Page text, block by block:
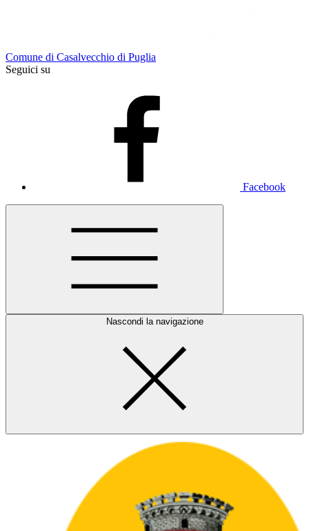
Comune di Casalvecchio di Puglia
Seguici su
Facebook
Nascondi la navigazione